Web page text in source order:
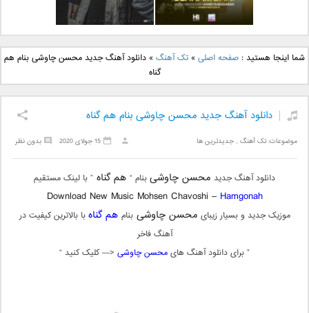
دانلود آهنگ جدید بهنام
بانی بنام قرص قمر 2
دانلود آهنگ جدید علی
یاسینی بنام دورترین نزدیک
شما اینجا هستید :صفحه اصلی »تک آهنگ »دانلود آهنگ جدید محسن چاوشی بنام هم
گناه
دانلود آهنگ جدید محسن چاوشی بنام هم گناه
موضوعات:تک آهنگ ,جدیدترین ها بدون نظر 15 جولای 2020
دانلود آهنگ جدید محسن چاوشیبنام “ هم گناه ” با لینک مستقیم
Download New Music Mohsen Chavoshi – Hamgonah
موزیک جدید و بسیار زیبای محسن چاوشیبنام هم گناهبا بالاترین کیفیت در
آهنگ فاخر
” برای دانلود آهنگ هایمحسن چاوشی <— کلیک کنید “